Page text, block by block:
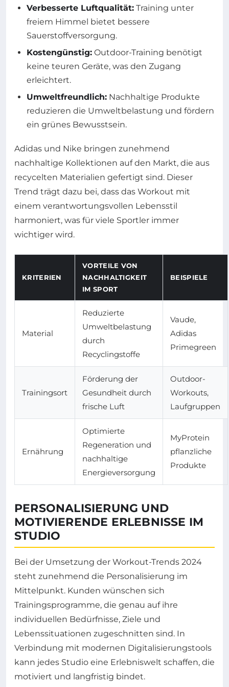
Verbesserte Luftqualität: Training unter
freiem Himmel bietet bessere
Sauerstoffversorgung.
Kostengünstig: Outdoor-Training benötigt
keine teuren Geräte, was den Zugang
erleichtert.
Umweltfreundlich: Nachhaltige Produkte
reduzieren die Umweltbelastung und fördern
ein grünes Bewusstsein.
Adidas und Nike bringen zunehmend
nachhaltige Kollektionen auf den Markt, die aus
recycelten Materialien gefertigt sind. Dieser
Trend trägt dazu bei, dass das Workout mit
einem verantwortungsvollen Lebensstil
harmoniert, was für viele Sportler immer
wichtiger wird.
KRITERIEN
VORTEILE VON
NACHHALTIGKEIT
IM SPORT
BEISPIELE
Material
Reduzierte
Umweltbelastung
durch
Recyclingstoffe
Vaude,
Adidas
Primegreen
Trainingsort
Förderung der
Gesundheit durch
frische Luft
Outdoor-
Workouts,
Laufgruppen
Ernährung
Optimierte
Regeneration und
nachhaltige
Energieversorgung
MyProtein
pflanzliche
Produkte
PERSONALISIERUNG UND
MOTIVIERENDE ERLEBNISSE IM
STUDIO
Bei der Umsetzung der Workout-Trends 2024
steht zunehmend die Personalisierung im
Mittelpunkt. Kunden wünschen sich
Trainingsprogramme, die genau auf ihre
individuellen Bedürfnisse, Ziele und
Lebenssituationen zugeschnitten sind. In
Verbindung mit modernen Digitalisierungstools
kann jedes Studio eine Erlebniswelt schaffen, die
motiviert und langfristig bindet.